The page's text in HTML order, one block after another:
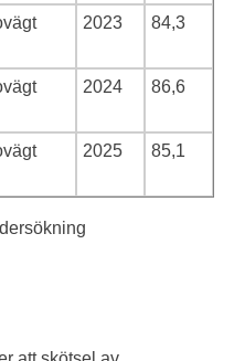
2023 84,3
2024 86,6
2025 85,1